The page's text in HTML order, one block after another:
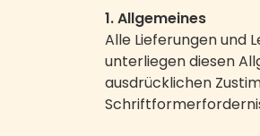
1. Allgemeines
Alle Lieferungen und
unterliegen diesen
ausdrücklichen